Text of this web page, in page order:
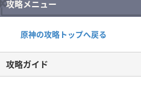
攻略メニュー
原神の攻略トップへ戻る
攻略ガイド